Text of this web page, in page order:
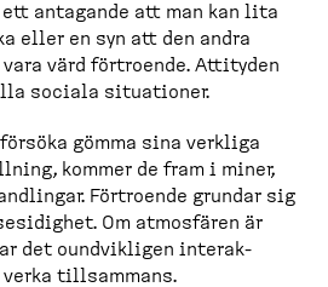
antagande att man kan lita
eller en syn att den andra
värd förtroende. Attityden
sociala situationer.
gömma sina verkliga
kommer de fram i miner,
Förtroende grundar sig
Om atmosfären är
det oundvikligen interak­
tillsammans.